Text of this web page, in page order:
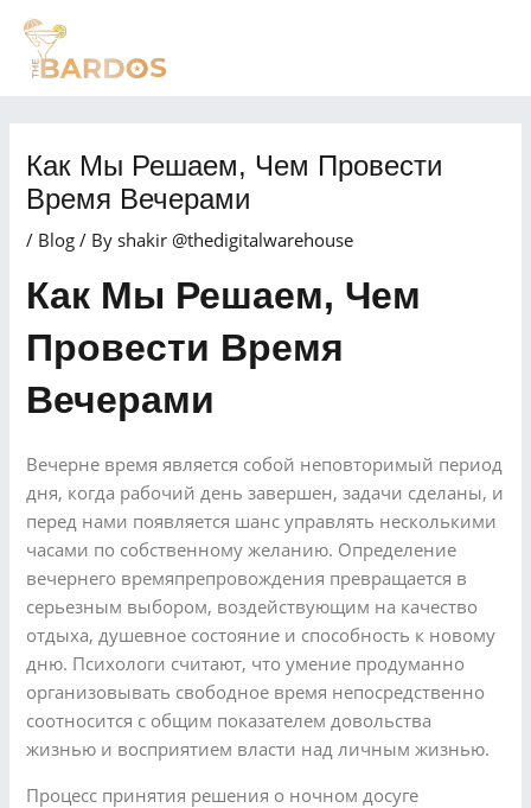
Skip
content
Как Мы Решаем, Чем Провести
Время Вечерами
/ Blog / By shakir @thedigitalwarehouse
Как Мы Решаем, Чем
Провести Время
Вечерами
Вечерне время является собой неповторимый период
дня, когда рабочий день завершен, задачи сделаны, и
перед нами появляется шанс управлять несколькими
часами по собственному желанию. Определение
вечернего времяпрепровождения превращается в
серьезным выбором, воздействующим на качество
отдыха, душевное состояние и способность к новому
дню. Психологи считают, что умение продуманно
организовывать свободное время непосредственно
соотносится с общим показателем довольства
жизнью и восприятием власти над личным жизнью.
Процесс принятия решения о ночном досуге
Post
navigation